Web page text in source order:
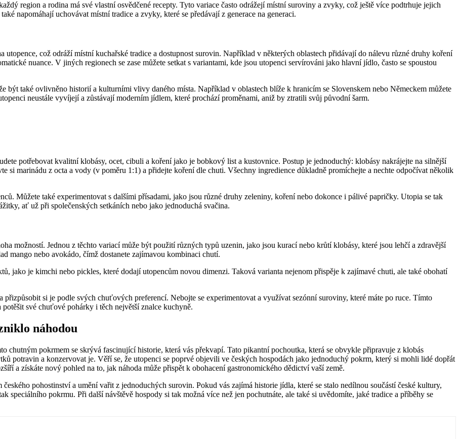
region a rodina má své vlastní osvědčené recepty. Tyto variace často odrážejí místní suroviny a zvyky, což ještě více podtrhuje jejich
napomáhají uchovávat místní tradice a zvyky, které se předávají z generace na generaci.
což odráží místní kuchařské tradice a dostupnost surovin. Například v některých oblastech přidávají do nálevu různé druhy koření
nuance. V jiných regionech se zase můžete setkat s variantami, kde jsou utopenci servírováni jako hlavní jídlo, často se spoustou
být také ovlivněno historií a kulturními vlivy daného místa. Například v oblastech blíže k hranicím se Slovenskem nebo Německem můžete
neustále vyvíjejí a zůstávají moderním jídlem, které prochází proměnami, aniž by ztratili svůj původní šarm.
potřebovat kvalitní klobásy, ocet, cibuli a koření jako je bobkový list a kustovnice. Postup je jednoduchý: klobásy nakrájejte na silnější
si marinádu z octa a vody (v poměru 1:1) a přidejte koření dle chuti. Všechny ingredience důkladně promíchejte a nechte odpočívat několik
Můžete také experimentovat s dalšími přísadami, jako jsou různé druhy zeleniny, koření nebo dokonce i pálivé papričky. Utopia se tak
ať už při společenských setkáních nebo jako jednoduchá svačina.
možností. Jednou z těchto variací může být použití různých typů uzenin, jako jsou kurací nebo krůtí klobásy, které jsou lehčí a zdravější
mango nebo avokádo, čímž dostanete zajímavou kombinaci chutí.
jako je kimchi nebo pickles, které dodají utopencům novou dimenzi. Taková varianta nejenom přispěje k zajímavé chuti, ale také obohatí
si je podle svých chuťových preferencí. Nebojte se experimentovat a využívat sezónní suroviny, které máte po ruce. Tímto
své chuťové pohárky i těch největší znalce kuchyně.
náhodou
chutným pokrmem se skrývá fascinující historie, která vás překvapí. Tato pikantní pochoutka, která se obvykle připravuje z klobás
potravin a konzervovat je. Věří se, že utopenci se poprvé objevili ve českých hospodách jako jednoduchý pokrm, který si mohli lidé dopřát
a získáte nový pohled na to, jak náhoda může přispět k obohacení gastronomického dědictví vaší země.
pohostinství a umění vařit z jednoduchých surovin. Pokud vás zajímá historie jídla, které se stalo nedílnou součástí české kultury,
speciálního pokrmu. Při další návštěvě hospody si tak možná více než jen pochutnáte, ale také si uvědomíte, jaké tradice a příběhy se